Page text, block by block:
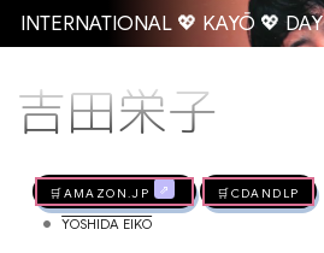
INTERNATIONAL 💖 KAYŌ 💖 DAY
吉田栄子
🛒AMAZON.jp 🛒CDandLP
• YOSHIDA EIKO